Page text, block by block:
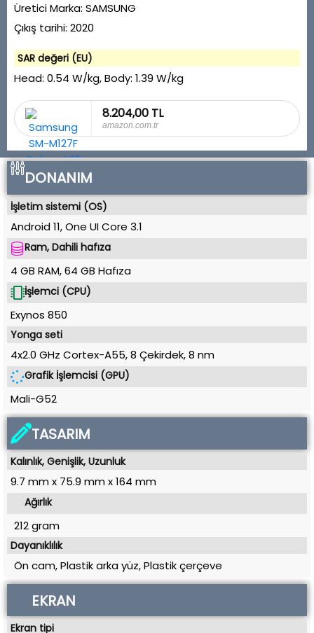
Üretici Marka: SAMSUNG
Çıkış tarihi: 2020
SAR değeri (EU)
Head: 0.54 W/kg, Body: 1.39 W/kg
8.204,00 TL
amazon.com.tr
DONANIM
İşletim sistemi (OS)
Android 11,One UI Core 3.1
Ram, Dahili hafıza
4 GB RAM,64 GB Hafıza
İşlemci (CPU)
Exynos 850
Yonga seti
4x2.0 GHz Cortex-A55, 8 Çekirdek,8 nm
Grafik İşlemcisi (GPU)
Mali-G52
TASARIM
Kalınlık, Genişlik, Uzunluk
9.7 mmx 75.9 mmx164 mm
Ağırlık
212 gram
Dayanıklılık
Ön cam, Plastik arka yüz, Plastik çerçeve
EKRAN
Ekran tipi